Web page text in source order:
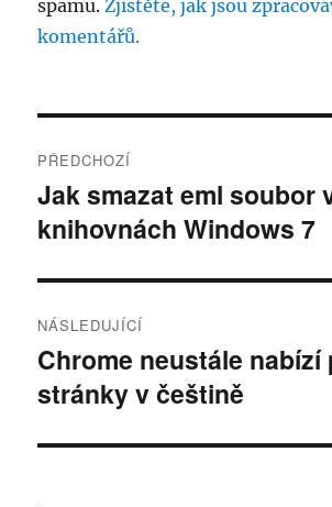
spamu. Zjistěte, jak jsou
komentářů.
pro
příspěvek
PŘEDCHOZÍ
Předchozí
příspěvek:
Jak smazat eml soubor
knihovnách Windows 7
NÁSLEDUJÍCÍ
Následující
příspěvek:
Chrome neustále nabízí
stránky v češtině